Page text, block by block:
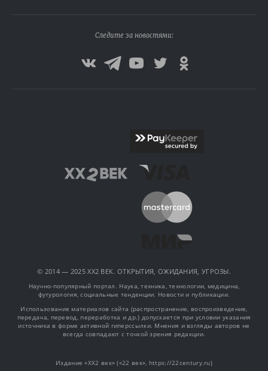
Следите за новостями:
© 2014 — 2025 XX2 ВЕК. ОТКРЫТИЯ, ОЖИДАНИЯ, УГРОЗЫ.
Научно-популярный портал. Наука, техника, технологии, медицина,
футурология, социальные тенденции. Новости и публикации.
Использование материалов сайта (распространение, воспроизведение,
передача, перевод, переработка и др.) допускается при условии указания
источника в форме активной гиперссылки. Мнения и взгляды авторов не
всегда совпадают с точкой зрения редакции.
Издание «XX2 век» («22 век», https://22century.ru)